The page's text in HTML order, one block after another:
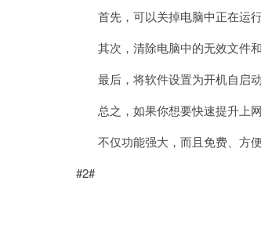
首先，可以关掉电脑中正在运行
其次，清除电脑中的无效文件和
最后，将软件设置为开机自启动
总之，如果你想要快速提升上网
不仅功能强大，而且免费、方便
#2#